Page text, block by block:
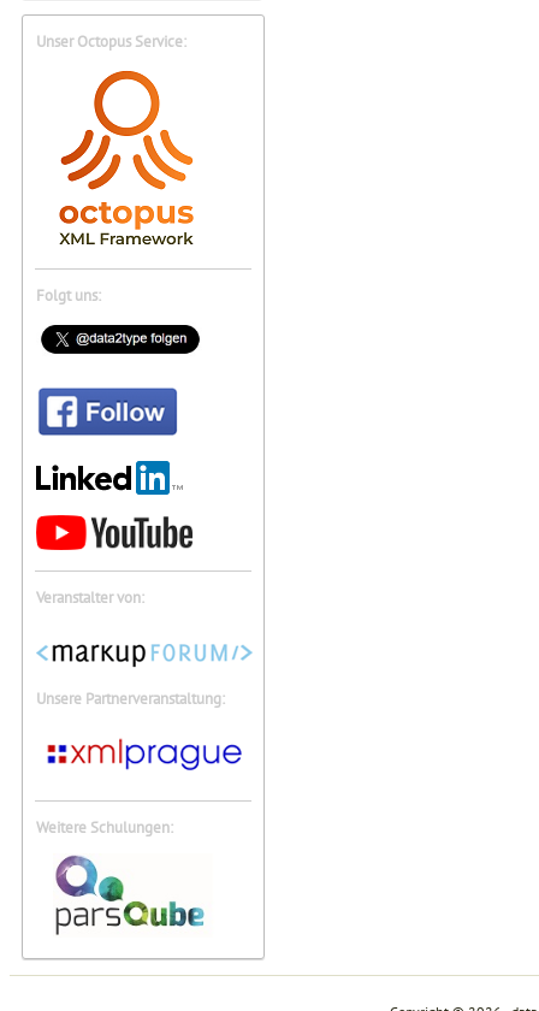
Unser Octopus Service:
Folgt uns:
Veranstalter von:
Unsere Partnerveranstaltung:
Weitere Schulungen: